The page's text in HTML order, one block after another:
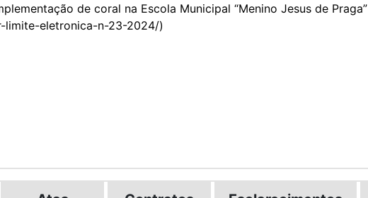
de coral na Escola Municipal “Menino Jesus de Praga”
limite-eletronica-n-23-2024/)